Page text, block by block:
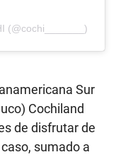
(@cochi_______)
Sur
Cochiland
de disfrutar de
sumado a